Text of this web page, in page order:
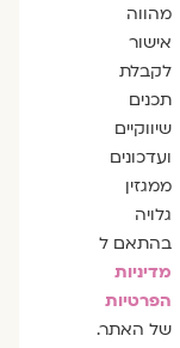
מהווה
אישור
לקבלת
תכנים
שיווקיים
ועדכונים
ממגזין
גלויה
בהתאם ל
מדיניות
הפרטיות
של האתר.